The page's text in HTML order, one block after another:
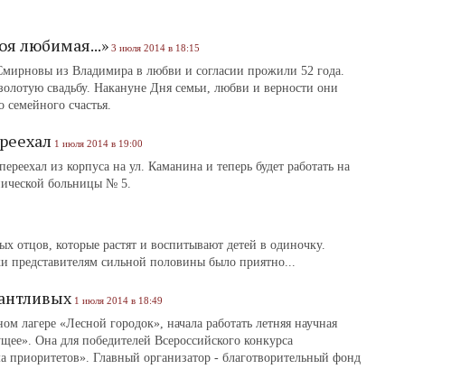
любимая...» 3 июля 2014 в 18:15
из Владимира в любви и согласии прожили 52 года.
свадьбу. Накануне Дня семьи, любви и верности они
семейного счастья.
1 июля 2014 в 19:00
из корпуса на ул. Каманина и теперь будет работать на
больницы № 5.
отцов, которые растят и воспитывают детей в одиночку.
представителям сильной половины было приятно...
1 июля 2014 в 18:49
лагере «Лесной городок», начала работать летняя научная
Она для победителей Всероссийского конкурса
Главный организатор - благотворительный фонд